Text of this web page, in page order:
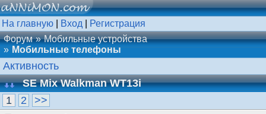
На главную Вход
Регистрация
Форум
Мобильные устройства
Мобильные телефоны
Активность
SE Mix Walkman WT13i
1
2 >>